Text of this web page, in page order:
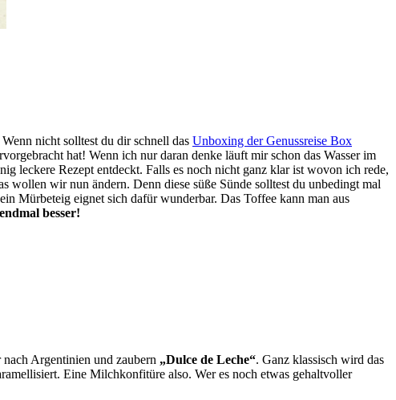
Wenn nicht solltest du dir schnell das Unboxing der Genussreise Box
hat! Wenn ich nur daran denke läuft mir schon das Wasser im
leckere Rezept entdeckt. Falls es noch nicht ganz klar ist wovon ich rede,
wollen wir nun ändern. Denn diese süße Sünde solltest du unbedingt mal
Mürbeteig eignet sich dafür wunderbar. Das Toffee kann man aus
besser!
Argentinien und zaubern „Dulce de Leche“. Ganz klassisch wird das
Eine Milchkonfitüre also. Wer es noch etwas gehaltvoller